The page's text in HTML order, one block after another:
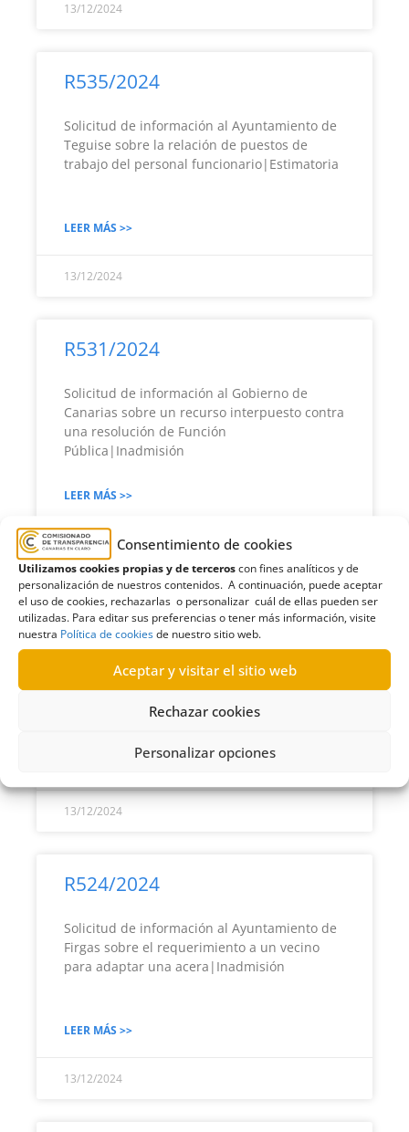
Consentimiento de cookies
Utilizamos cookies propias y de terceroscon fines analíticos y de
personalización de nuestros contenidos. A continuación, puede aceptar
el uso de cookies, rechazarlas o personalizar cuál de ellas pueden ser
utilizadas. Para editar sus preferencias o tener más información, visite
nuestra Política de cookiesde nuestro sitio web.
Aceptar y visitar el sitio web
Rechazar cookies
Personalizar opciones
13/12/2024
R535/2024
Solicitud de información al Ayuntamiento de
Teguise sobre la relación de puestos de
trabajo del personal funcionario|Estimatoria
LEER MÁS >>
13/12/2024
R531/2024
Solicitud de información al Gobierno de
Canarias sobre un recurso interpuesto contra
una resolución de Función
Pública|Inadmisión
LEER MÁS >>
13/12/2024
R529/2024
Solicitud de información dirigida al Gobierno
de Canarias sobre unos dosieres en relación
13/12/2024
R524/2024
Solicitud de información al Ayuntamiento de
Firgas sobre el requerimiento a un vecino
para adaptar una acera|Inadmisión
LEER MÁS >>
13/12/2024